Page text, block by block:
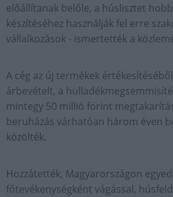
előállítanak belőle, a húslisztet
készítéséhez használják fel erre
vállalkozások - ismertették a
A cég az új termékek
árbevételt, a
mintegy 50 millió forint
beruházás várhatóan három éven
közölték.
Hozzátették, Magyarországon
főtevékenységként vágással,